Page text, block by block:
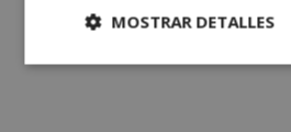
MOSTRAR DETALLES
Cookies